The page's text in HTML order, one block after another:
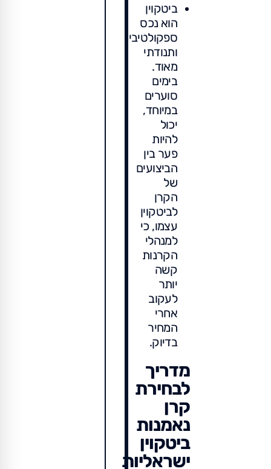
ביטקוין
הוא נכס
ספקולטיבי
ותנודתי
מאוד.
בימים
סוערים
במיוחד,
יכול
להיות
פער בין
הביצועים
של
הקרן
לביטקוין
עצמו, כי
למנהלי
הקרנות
קשה
יותר
לעקוב
אחרי
המחיר
בדיוק.
מדריך
לבחירת
קרן
נאמנות
ביטקוין
ישראליות